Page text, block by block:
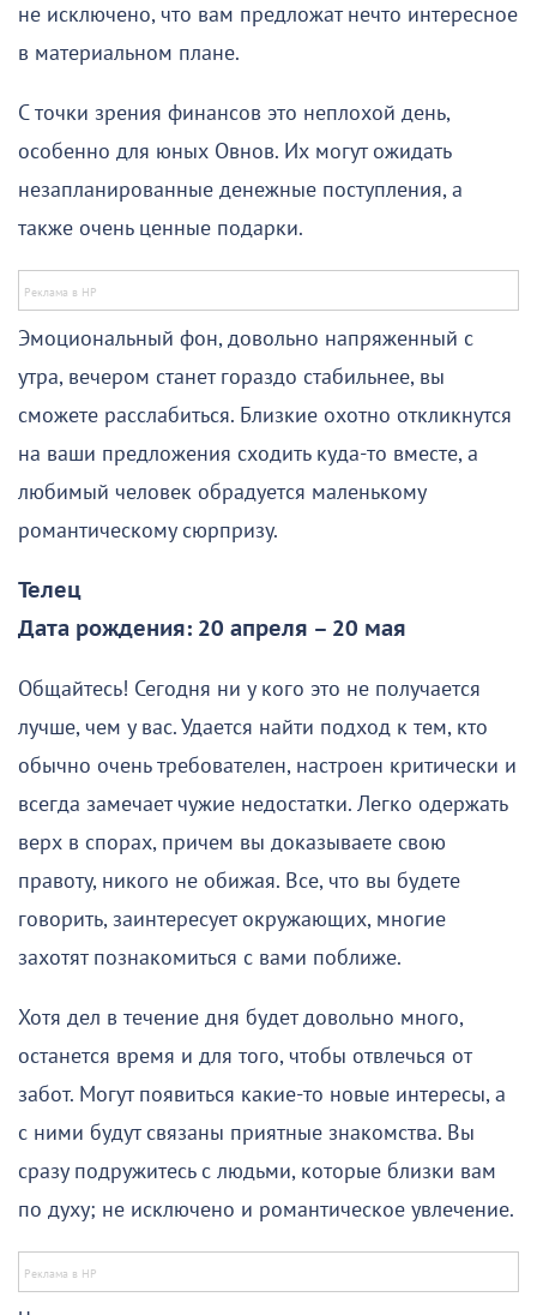
не исключено, что вам предложат нечто интересное
в материальном плане.
С точки зрения финансов это неплохой день,
особенно для юных Овнов. Их могут ожидать
незапланированные денежные поступления, а
также очень ценные подарки.
Эмоциональный фон, довольно напряженный с
утра, вечером станет гораздо стабильнее, вы
сможете расслабиться. Близкие охотно откликнутся
на ваши предложения сходить куда-то вместе, а
любимый человек обрадуется маленькому
романтическому сюрпризу.
Телец
Дата рождения: 20 апреля – 20 мая
Общайтесь! Сегодня ни у кого это не получается
лучше, чем у вас. Удается найти подход к тем, кто
обычно очень требователен, настроен критически и
всегда замечает чужие недостатки. Легко одержать
верх в спорах, причем вы доказываете свою
правоту, никого не обижая. Все, что вы будете
говорить, заинтересует окружающих, многие
захотят познакомиться с вами поближе.
Хотя дел в течение дня будет довольно много,
останется время и для того, чтобы отвлечься от
забот. Могут появиться какие-то новые интересы, а
с ними будут связаны приятные знакомства. Вы
сразу подружитесь с людьми, которые близки вам
по духу; не исключено и романтическое увлечение.